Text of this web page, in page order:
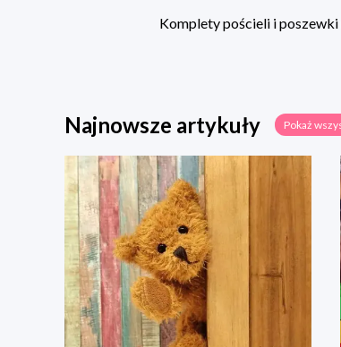
Komplety pościeli i
Najnowsze artykuły Pokaż